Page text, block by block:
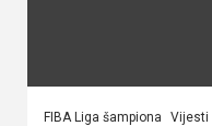
FIBA Liga šampiona Vijesti